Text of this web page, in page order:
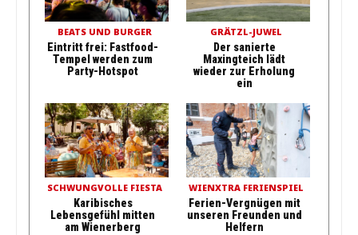
BEATS UND BURGER
Eintritt frei: Fastfood-
Tempel werden zum
Party-Hotspot
GRÄTZL-JUWEL
Der sanierte
Maxingteich lädt
wieder zur Erholung
ein
SCHWUNGVOLLE FIESTA
Karibisches
Lebensgefühl mitten
am Wienerberg
WIENXTRA FERIENSPIEL
Ferien-Vergnügen mit
unseren Freunden und
Helfern